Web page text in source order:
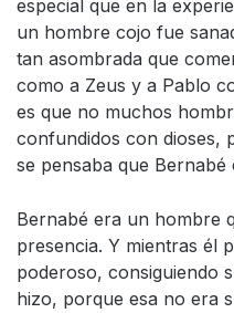
especial que en la
un hombre cojo fue
tan asombrada que
como a Zeus y a Pablo
es que no muchos
confundidos con dioses,
se pensaba que
Bernabé era un hombre
presencia. Y mientras él
poderoso, consiguiendo
hizo, porque esa no era